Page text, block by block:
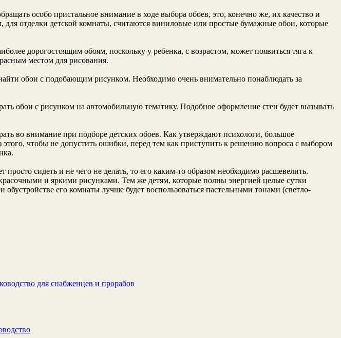
особо пристальное внимание в ходе выбора обоев, это, конечно же, их качество и
для отделки детской комнаты, считаются виниловые или простые бумажные обои, которые
дорогостоящим обоям, поскольку у ребенка, с возрастом, может появиться тяга к
местом для рисования.
обои с подобающим рисунком. Необходимо очень внимательно понаблюдать за
обои с рисунком на автомобильную тематику. Подобное оформление стен будет вызывать
во внимание при подборе детских обоев. Как утверждают психологи, большое
чтобы не допустить ошибки, перед тем как приступить к решению вопроса с выбором
сидеть и не чего не делать, то его каким-то образом необходимо расшевелить.
и яркими рисунками. Тем же детям, которые полны энергией целые сутки
его комнаты лучше будет воспользоваться пастельными тонами (светло-
для снабженцев и прорабов